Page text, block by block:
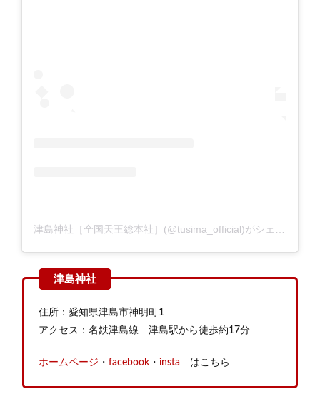
住所：愛知県津島市神明町1
アクセス：名鉄津島線 津島駅から徒歩約17分
ホームページ ・ facebook ・ insta はこちら